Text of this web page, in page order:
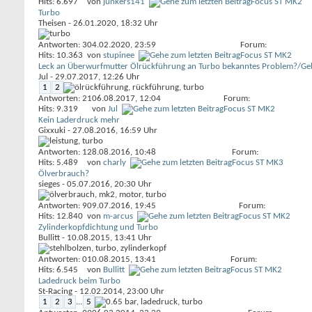
Turbo
Theisen - 26.01.2020, 18:32 Uhr
Antworten: 3
Hits: 10.363
04.02.2020, 23:59
von stupinee
Forum:
Focus ST MK2
Leck an Überwurfmutter Ölrückführung an Turbo bekanntes Problem?/
Jul - 29.07.2017, 12:26 Uhr
1
2
Antworten: 21
Hits: 9.319
06.08.2017, 12:04
von Jul
Forum:
Focus ST MK2
Kein Laderdruck mehr
Gixxuki - 27.08.2016, 16:59 Uhr
Antworten: 1
Hits: 5.489
28.08.2016, 10:48
von charly
Forum:
Focus ST MK3
Ölverbrauch?
sieges - 05.07.2016, 20:30 Uhr
Antworten: 9
Hits: 12.840
09.07.2016, 19:45
von m-arcus
Forum:
Focus ST MK2
Zylinderkopfdichtung und Turbo
Bullitt - 10.08.2015, 13:41 Uhr
Antworten: 0
Hits: 6.545
10.08.2015, 13:41
von Bullitt
Forum:
Focus ST MK2
Ladedruck beim Turbo
St-Racing - 12.02.2014, 23:00 Uhr
1
2 3 ... 5